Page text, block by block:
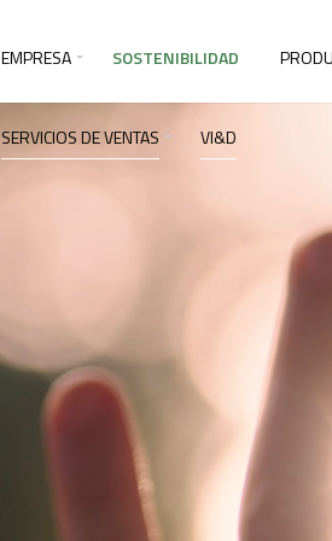
EMPRESA SOSTENIBILIDAD
SERVICIOS DE VENTAS VI&D